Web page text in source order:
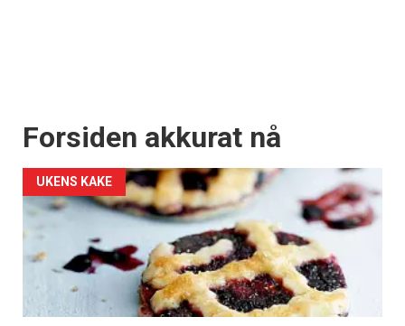
Forsiden akkurat nå
UKENS KAKE